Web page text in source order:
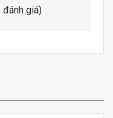
đánh giá)